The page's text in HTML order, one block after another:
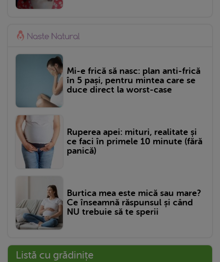
Mi-e frică să nasc: plan anti-frică
în 5 pași, pentru mintea care se
duce direct la worst-case
Ruperea apei: mituri, realitate și
ce faci în primele 10 minute (fără
panică)
Burtica mea este mică sau mare?
Ce înseamnă răspunsul și când
NU trebuie să te sperii
Listă cu grădinițe